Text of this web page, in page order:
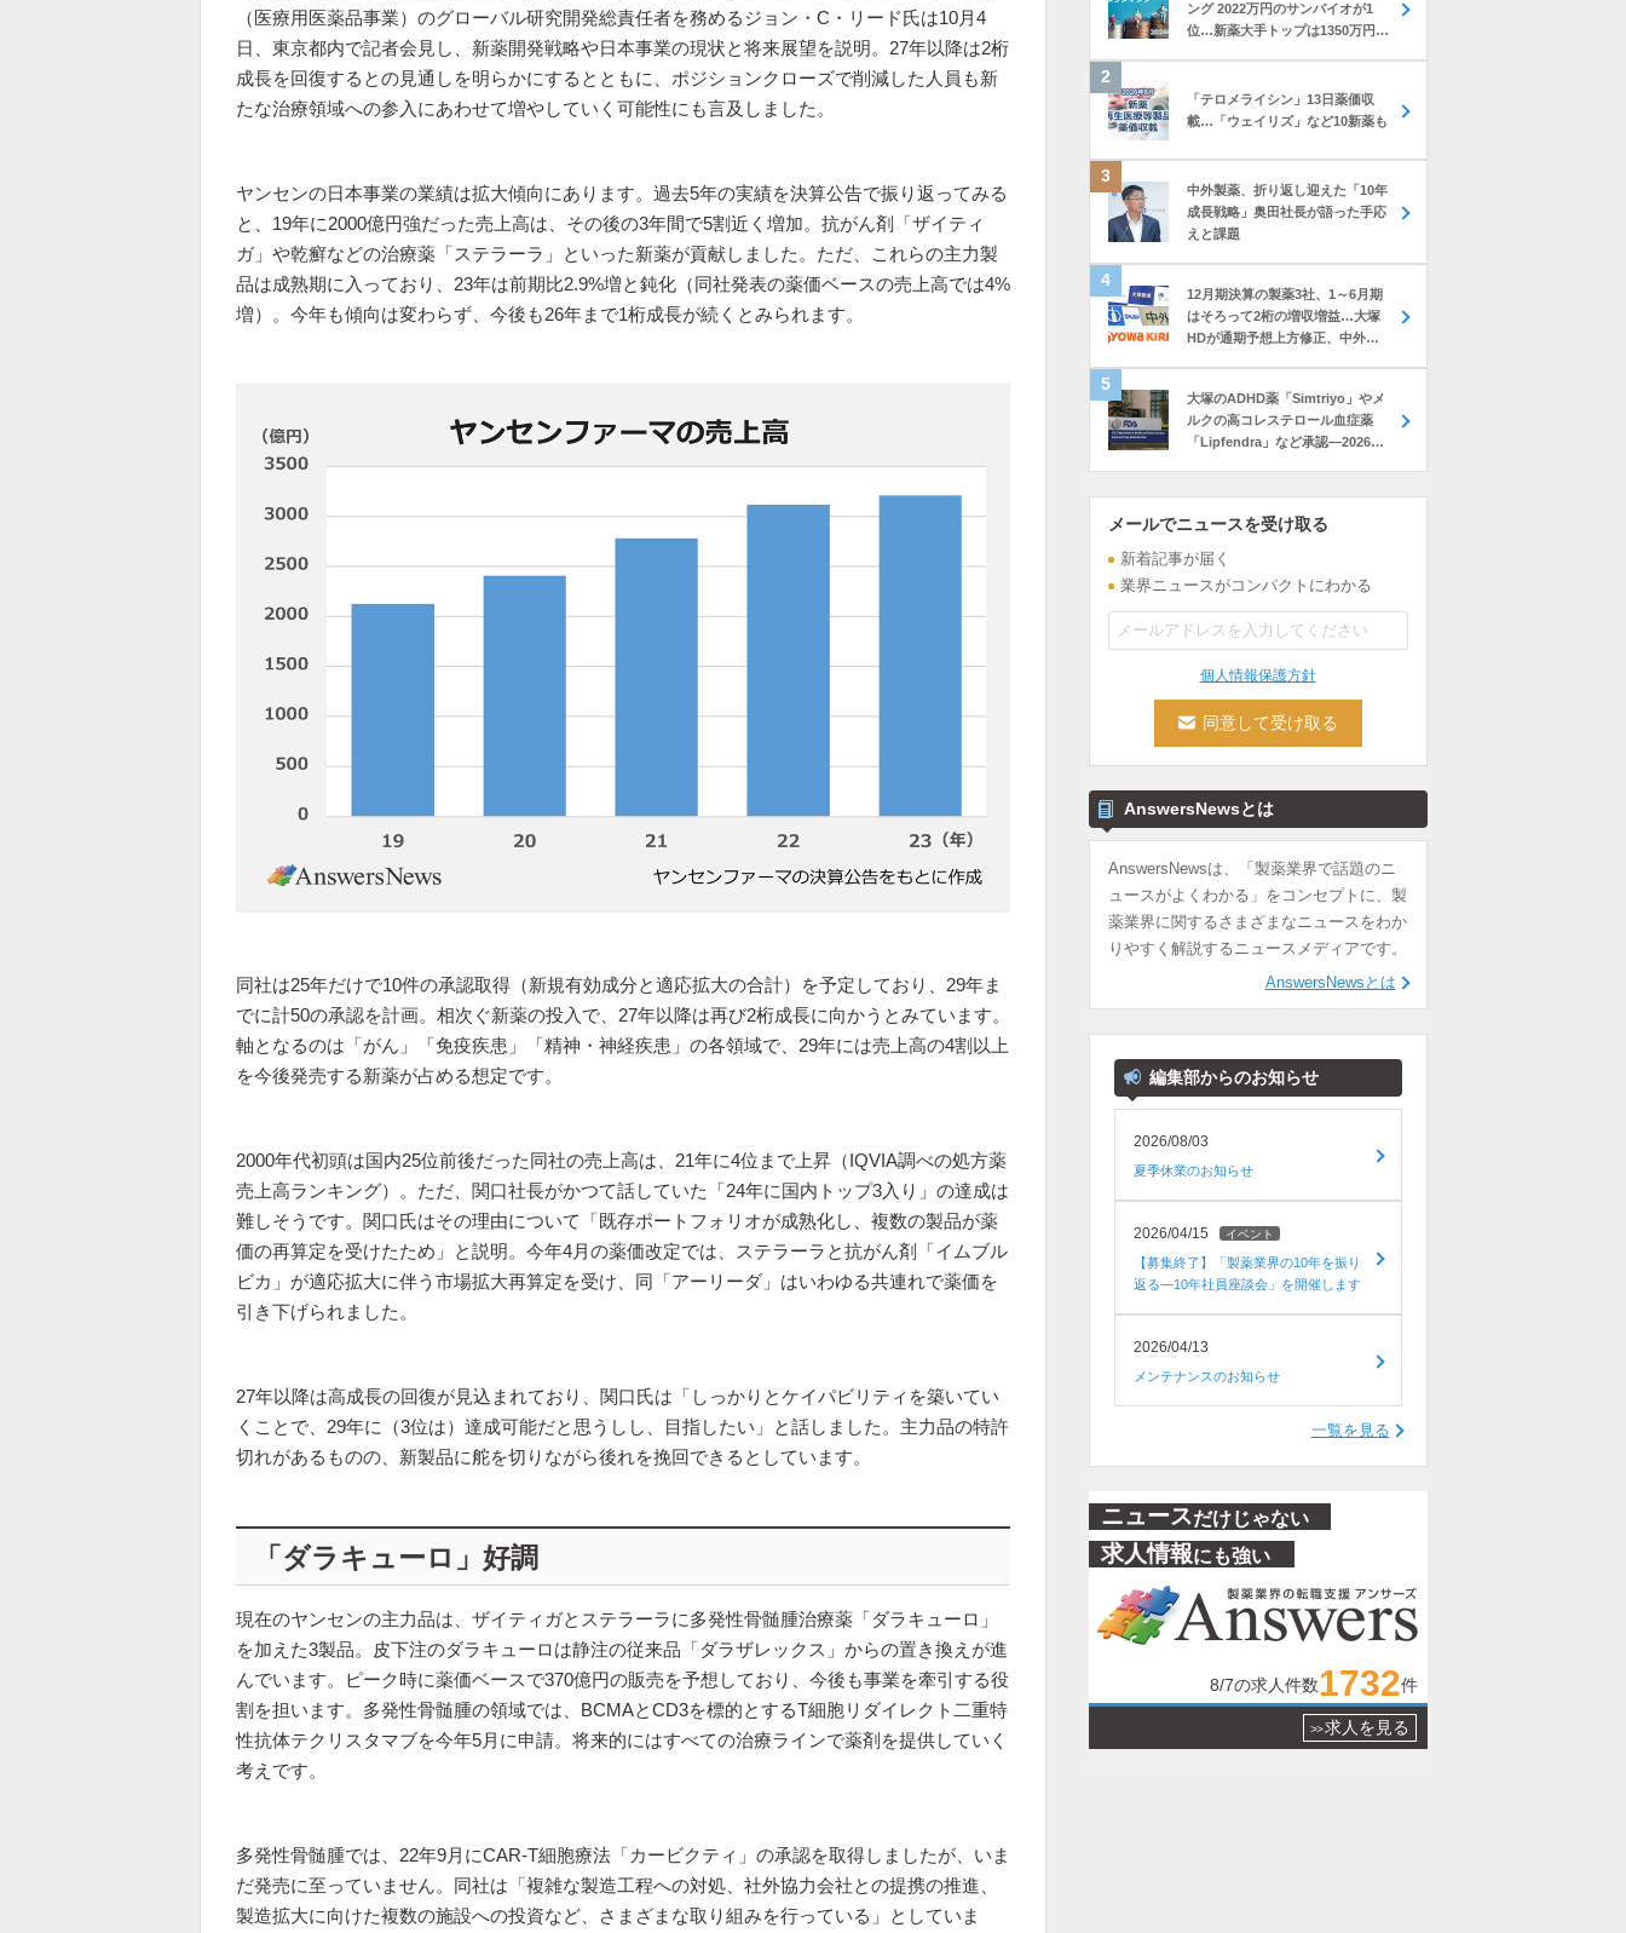
（医療用医薬品事業）のグローバル研究開発総責任者を務めるジョン・C・リード氏は10月4
日、東京都内で記者会見し、新薬開発戦略や日本事業の現状と将来展望を説明。27年以降は2桁
成長を回復するとの見通しを明らかにするとともに、ポジションクローズで削減した人員も新
たな治療領域への参入にあわせて増やしていく可能性にも言及しました。
ヤンセンの日本事業の業績は拡大傾向にあります。過去5年の実績を決算公告で振り返ってみる
と、19年に2000億円強だった売上高は、その後の3年間で5割近く増加。抗がん剤「ザイティ
ガ」や乾癬などの治療薬「ステラーラ」といった新薬が貢献しました。ただ、これらの主力製
品は成熟期に入っており、23年は前期比2.9%増と鈍化（同社発表の薬価ベースの売上高では4%
増）。今年も傾向は変わらず、今後も26年まで1桁成長が続くとみられます。
同社は25年だけで10件の承認取得（新規有効成分と適応拡大の合計）を予定しており、29年ま
でに計50の承認を計画。相次ぐ新薬の投入で、27年以降は再び2桁成長に向かうとみています。
軸となるのは「がん」「免疫疾患」「精神・神経疾患」の各領域で、29年には売上高の4割以上
を今後発売する新薬が占める想定です。
2000年代初頭は国内25位前後だった同社の売上高は、21年に4位まで上昇（IQVIA調べの処方薬
売上高ランキング）。ただ、関口社長がかつて話していた「24年に国内トップ3入り」の達成は
難しそうです。関口氏はその理由について「既存ポートフォリオが成熟化し、複数の製品が薬
価の再算定を受けたため」と説明。今年4月の薬価改定では、ステラーラと抗がん剤「イムブル
ビカ」が適応拡大に伴う市場拡大再算定を受け、同「アーリーダ」はいわゆる共連れで薬価を
引き下げられました。
27年以降は高成長の回復が見込まれており、関口氏は「しっかりとケイパビリティを築いてい
くことで、29年に（3位は）達成可能だと思うしし、目指したい」と話しました。主力品の特許
切れがあるものの、新製品に舵を切りながら後れを挽回できるとしています。
「ダラキューロ」好調
現在のヤンセンの主力品は、ザイティガとステラーラに多発性骨髄腫治療薬「ダラキューロ」
を加えた3製品。皮下注のダラキューロは静注の従来品「ダラザレックス」からの置き換えが進
んでいます。ピーク時に薬価ベースで370億円の販売を予想しており、今後も事業を牽引する役
割を担います。多発性骨髄腫の領域では、BCMAとCD3を標的とするT細胞リダイレクト二重特
性抗体テクリスタマブを今年5月に申請。将来的にはすべての治療ラインで薬剤を提供していく
考えです。
多発性骨髄腫では、22年9月にCAR-T細胞療法「カービクティ」の承認を取得しましたが、いま
だ発売に至っていません。同社は「複雑な製造工程への対処、社外協力会社との提携の推進、
製造拡大に向けた複数の施設への投資など、さまざまな取り組みを行っている」としていま
ング 2022万円のサンバイオが1
位…新薬大手トップは1350万円の
「テロメライシン」13日薬価収
載…「ウェイリズ」など10新薬も
中外製薬、折り返し迎えた「10年
成長戦略」奥田社長が語った手応
えと課題
12月期決算の製薬3社、1～6月期
はそろって2桁の増収増益…大塚
HDが通期予想上方修正、中外も
大塚のADHD薬「Simtriyo」やメ
ルクの高コレステロール血症薬
「Lipfendra」など承認―2026年
メールでニュースを受け取る
新着記事が届く
業界ニュースがコンパクトにわかる
個人情報保護方針
AnswersNewsとは
AnswersNewsは、「製薬業界で話題のニ
ュースがよくわかる」をコンセプトに、製
薬業界に関するさまざまなニュースをわか
りやすく解説するニュースメディアです。
AnswersNewsとは
編集部からのお知らせ
2026/08/03
夏季休業のお知らせ
2026/04/15 イベント
【募集終了】「製薬業界の10年を振り
返る―10年社員座談会」を開催します
2026/04/13
メンテナンスのお知らせ
一覧を見る
ニュースだけじゃない
求人情報にも強い
8/7の求人件数1732件
>> 求人を見る